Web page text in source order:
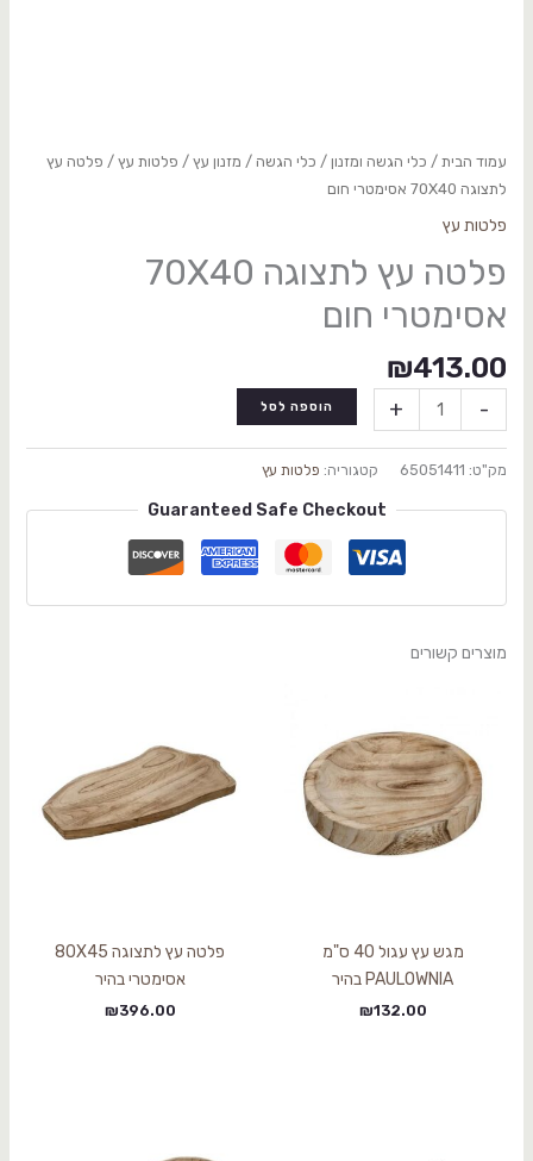
עמוד הבית/ כלי הגשה ומזנון / כלי הגשה / מזנון עץ/ פלטות עץ/ פלטה עץ
לתצוגה 70X40 אסימטרי חום
פלטות עץ
פלטה עץ לתצוגה 70X40
אסימטרי חום
₪413.00
-
+ הוספה לסל
מק"ט: 65051411 קטגוריה: פלטות עץ
Guaranteed Safe Checkout
מוצרים קשורים
מגש עץ עגול 40 ס"מ
PAULOWNIA בהיר
₪132.00
פלטה עץ לתצוגה 80X45
אסימטרי בהיר
₪396.00